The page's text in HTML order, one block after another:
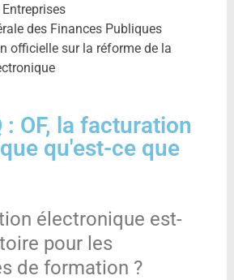
des Finances Publiques
officielle sur la réforme de la
: OF, la facturation
qu'est-ce que
électronique est-
pour les
de formation ?